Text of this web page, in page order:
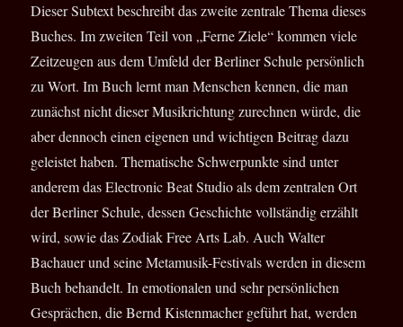
Dieser Subtext beschreibt das zweite zentrale Thema dieses
Buches. Im zweiten Teil von „Ferne Ziele“ kommen viele
Zeitzeugen aus dem Umfeld der Berliner Schule persönlich
zu Wort. Im Buch lernt man Menschen kennen, die man
zunächst nicht dieser Musikrichtung zurechnen würde, die
aber dennoch einen eigenen und wichtigen Beitrag dazu
geleistet haben. Thematische Schwerpunkte sind unter
anderem das Electronic Beat Studio als dem zentralen Ort
der Berliner Schule, dessen Geschichte vollständig erzählt
wird, sowie das Zodiak Free Arts Lab. Auch Walter
Bachauer und seine Metamusik-Festivals werden in diesem
Buch behandelt. In emotionalen und sehr persönlichen
Gesprächen, die Bernd Kistenmacher geführt hat, werden